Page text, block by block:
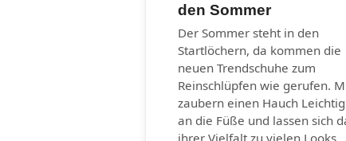
den Sommer
Der Sommer steht in den
Startlöchern, da kommen die
neuen Trendschuhe zum
Reinschlüpfen wie gerufen.
zaubern einen Hauch
an die Füße und lassen sich
ihrer Vielfalt zu vielen Looks